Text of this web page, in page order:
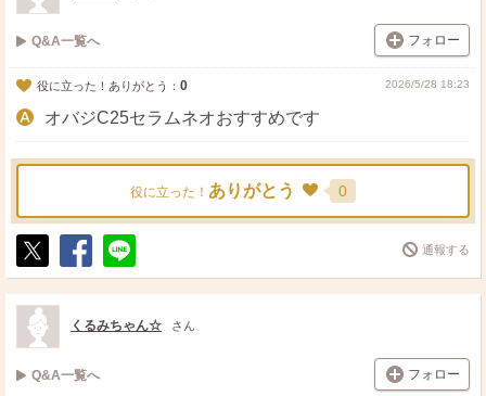
Q&A一覧へ フォロー
役に立った！ありがとう： 0 2026/5/28 18:23
オバジC25セラムネオおすすめです
役に立った！ ありがとう 0
ポ
ス
ト
シ
ェ
送
る
通報する
くるみちゃん☆ さん
Q&A一覧へ フォロー